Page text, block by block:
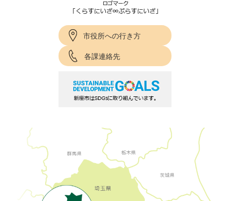
市役所への行き方
各課連絡先